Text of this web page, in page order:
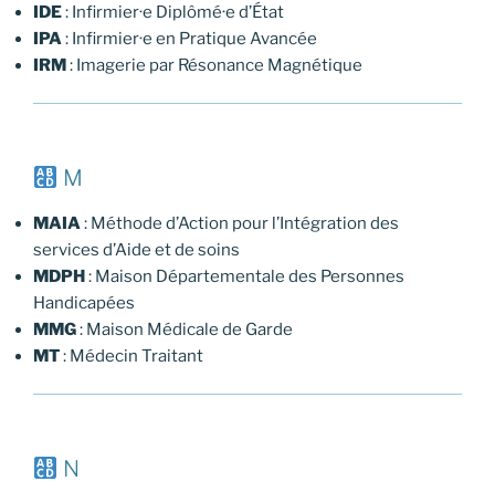
IDE: Infirmier·e Diplômé·e d’État
IPA : Infirmier·e en Pratique Avancée
IRM: Imagerie par Résonance Magnétique
M
MAIA : Méthode d’Action pour l’Intégration des
services d’Aide et de soins
MDPH: Maison Départementale des Personnes
Handicapées
MMG: Maison Médicale de Garde
MT: Médecin Traitant
N